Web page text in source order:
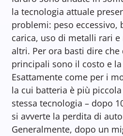
la tecnologia attuale
problemi: peso eccessivo,
carica, uso di metalli rari
altri. Per ora basti dire
principali sono il costo e
Esattamente come per i
la cui batteria è più
stessa tecnologia – dopo
si avverte la perdita di
Generalmente, dopo un